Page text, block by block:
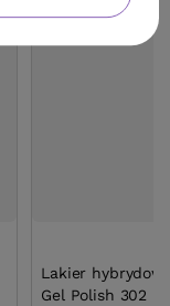
Lakier
Gel Polish 302